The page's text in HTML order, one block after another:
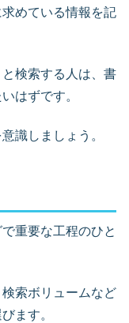
めている情報を記
検索する人は、書
はずです。
識しましょう。
重要な工程のひと
索ボリュームなど
ます。